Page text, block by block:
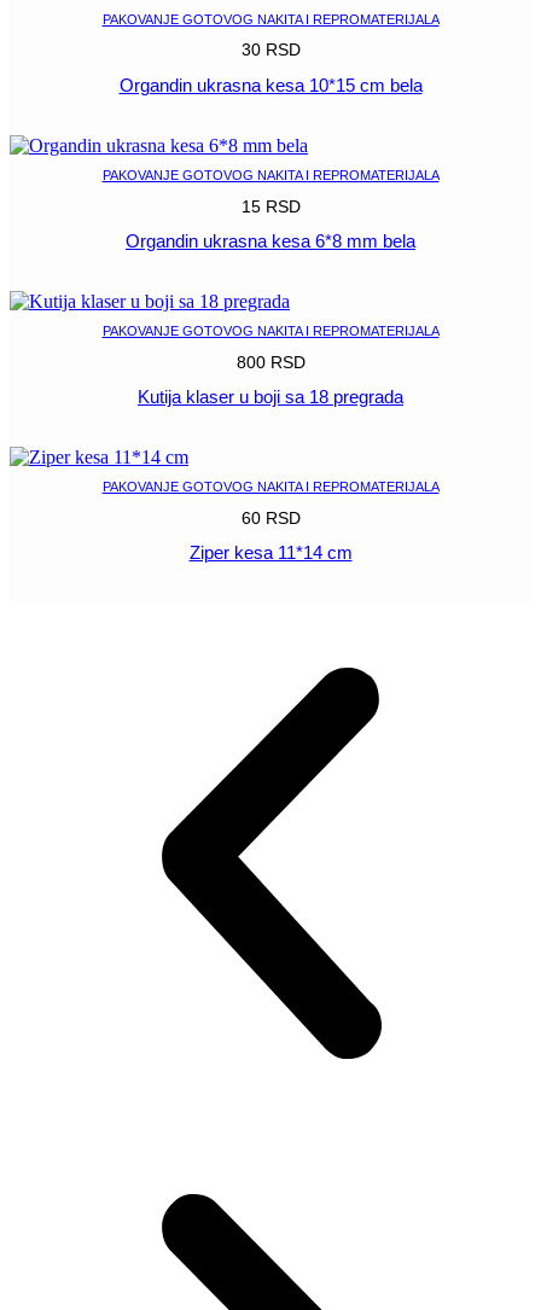
PAKOVANJE GOTOVOG NAKITA I REPROMATERIJALA
30 RSD
Organdin ukrasna kesa 10*15 cm bela
PAKOVANJE GOTOVOG NAKITA I REPROMATERIJALA
15 RSD
Organdin ukrasna kesa 6*8 mm bela
PAKOVANJE GOTOVOG NAKITA I REPROMATERIJALA
800 RSD
Kutija klaser u boji sa 18 pregrada
PAKOVANJE GOTOVOG NAKITA I REPROMATERIJALA
60 RSD
Ziper kesa 11*14 cm